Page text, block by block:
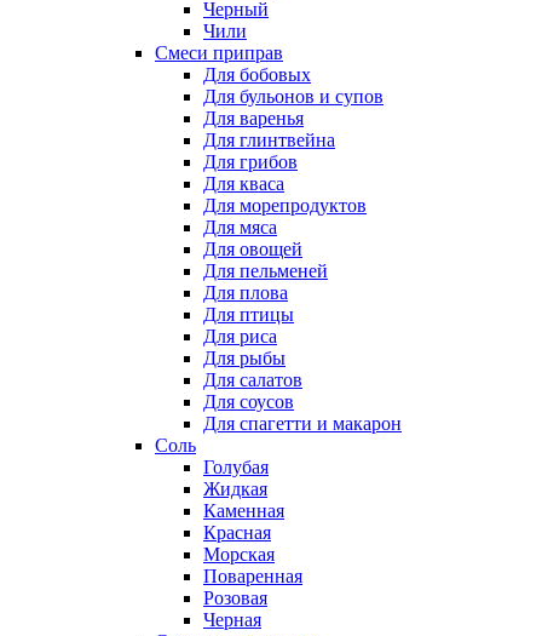
Черный
Чили
Смеси приправ
Для бобовых
Для бульонов и супов
Для варенья
Для глинтвейна
Для грибов
Для кваса
Для морепродуктов
Для мяса
Для овощей
Для пельменей
Для плова
Для птицы
Для риса
Для рыбы
Для салатов
Для соусов
Для спагетти и макарон
Соль
Голубая
Жидкая
Каменная
Красная
Морская
Поваренная
Розовая
Черная